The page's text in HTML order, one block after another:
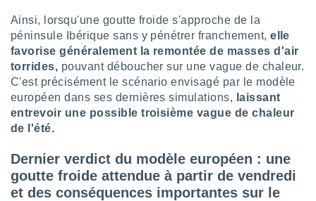
votre
à
en
le
des
au
de
Ainsi, lorsqu'une goutte froide s'approche de la
péninsule Ibérique sans y pénétrer franchement, elle
favorise généralement la remontée de masses d'air
torrides, pouvant déboucher sur une vague de chaleur.
C'est précisément le scénario envisagé par le modèle
européen dans ses dernières simulations, laissant
entrevoir une possible troisième vague de chaleur
de l'été.
Dernier verdict du modèle européen : une
goutte froide attendue à partir de vendredi
et des conséquences importantes sur le